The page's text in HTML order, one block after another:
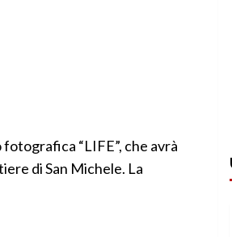
“LIFE”, che avrà
di San Michele. La